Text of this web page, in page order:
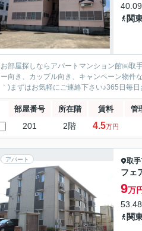
関
お部屋探しならアパートマンション館㈱取
ー向き、カップル向き、キャンペーン物件
｀)まずはお気軽にご連絡下さい♪365日毎
部屋番号 所在階 賃料 管
201 2階 4.5万円
アパート 取
フェ
9万
関